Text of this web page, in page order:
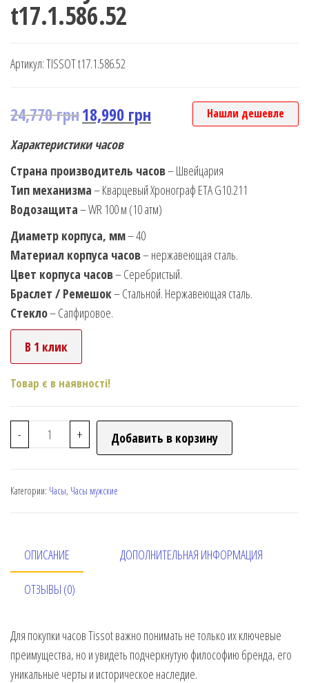
t17.1.586.52
Артикул:TISSOT t17.1.586.52
24,770грн18,990 грн Нашли дешевле
Характеристики часов
Страна производитель часов– Швейцария
Тип механизма– Кварцевый Хронограф ETA G10.211
Водозащита– WR 100 м (10 атм)
Диаметр корпуса, мм– 40
Материал корпуса часов– нержавеющая сталь.
Цвет корпуса часов– Серебристый.
Браслет / Ремешок– Стальной. Нержавеющая сталь.
Стекло– Сапфировое.
В 1 клик
Товар є в наявності!
- + Добавить в корзину
Категории: Часы, Часы мужские
ОПИСАНИЕ ДОПОЛНИТЕЛЬНАЯ ИНФОРМАЦИЯ
ОТЗЫВЫ (0)
Для покупки часов Tissot важно понимать не только их ключевые
преимущества, но и увидеть подчеркнутую философию бренда, его
уникальные черты и историческое наследие.